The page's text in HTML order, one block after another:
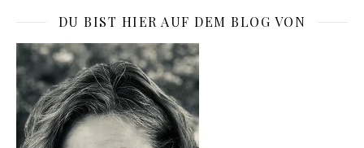
DU BIST HIER AUF DEM BLOG VON